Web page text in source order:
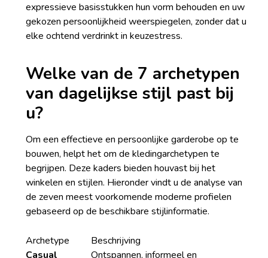
expressieve basisstukken hun vorm behouden en uw
gekozen persoonlijkheid weerspiegelen, zonder dat u
elke ochtend verdrinkt in keuzestress.
Welke van de 7 archetypen
van dagelijkse stijl past bij
u?
Om een effectieve en persoonlijke garderobe op te
bouwen, helpt het om de kledingarchetypen te
begrijpen. Deze kaders bieden houvast bij het
winkelen en stijlen. Hieronder vindt u de analyse van
de zeven meest voorkomende moderne profielen
gebaseerd op de beschikbare stijlinformatie.
Archetype
Beschrijving
Casual
Ontspannen, informeel en